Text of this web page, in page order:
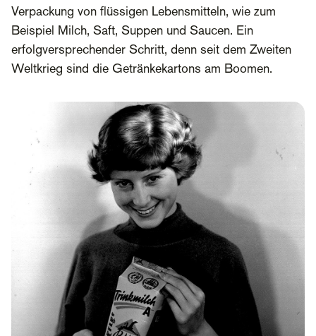
Verpackung von flüssigen Lebensmitteln, wie zum
Beispiel Milch, Saft, Suppen und Saucen. Ein
erfolgversprechender Schritt, denn seit dem Zweiten
Weltkrieg sind die Getränkekartons am Boomen.